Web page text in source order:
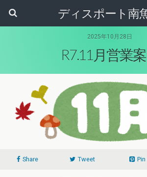
ディスポート南
2025年10月28日
R7.11月営業
Share Tweet Pin